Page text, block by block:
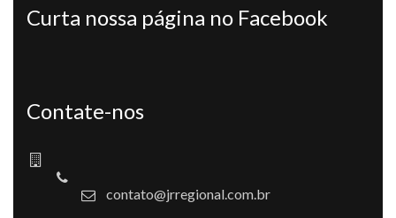
Curta nossa página no Facebook
Contate-nos
contato@jrregional.com.br